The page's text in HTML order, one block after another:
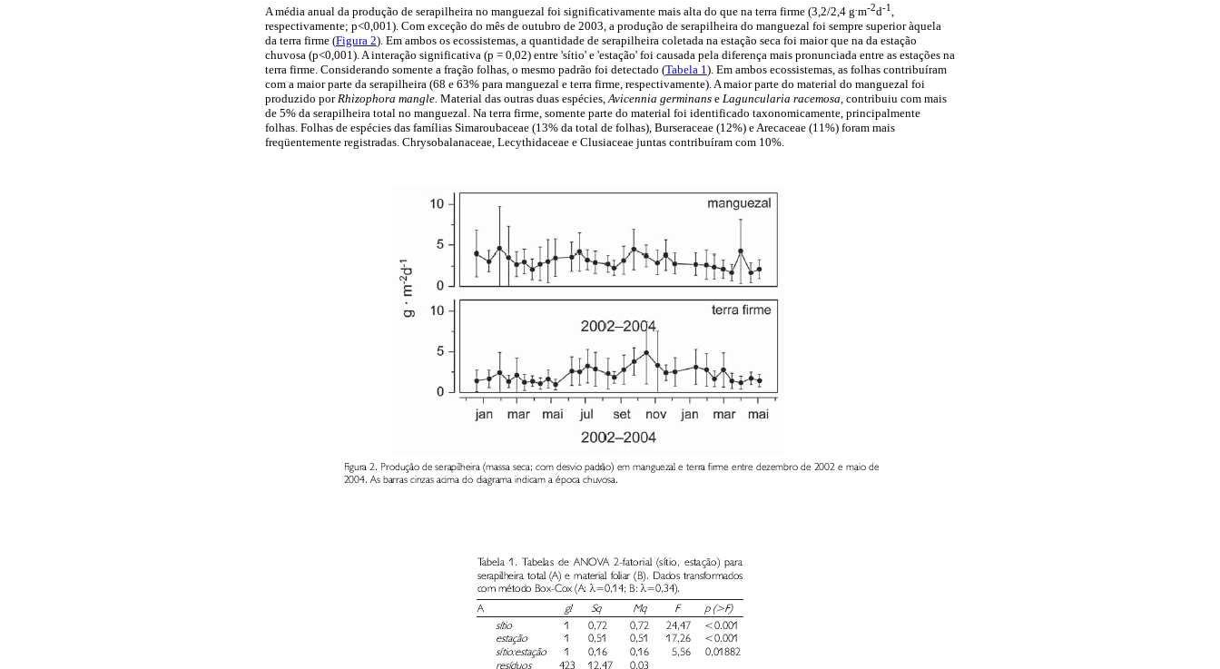
A média anual da produção de serapilheira no manguezal foi significativamente mais alta do que na terra firme (3,2/2,4 g m-2d-1
respectivamente; p<0,001). Com exceção do mês de outubro de 2003, a produção de serapilheira do manguezal foi sempre superior àquela
da terra firme (Figura 2). Em ambos os ecossistemas, a quantidade de serapilheira coletada na estação seca foi maior que na da estação
chuvosa (p<0,001). A interação significativa (p = 0,02) entre 'sítio' e 'estação' foi causada pela diferença mais pronunciada entre as estações na
terra firme. Considerando somente a fração folhas, o mesmo padrão foi detectado (Tabela 1 ). Em ambos ecossistemas, as folhas contribuíram
com a maior parte da serapilheira (68 e 63% para manguezal e terra firme, respectivamente). A maior parte do material do manguezal foi
produzido por Rhizophora mangle. Material das outras duas espécies, Avicennia germinans e Laguncularia racemosa, contribuiu com mais
de 5% da serapilheira total no manguezal. Na terra firme, somente parte do material foi identificado taxonomicamente, principalmente
folhas. Folhas de espécies das famílias Simaroubaceae (13% da total de folhas), Burseraceae (12%) e Arecaceae (11%) foram mais
freqüentemente registradas. Chrysobalanaceae, Lecythidaceae e Clusiaceae juntas contribuíram com 10%.